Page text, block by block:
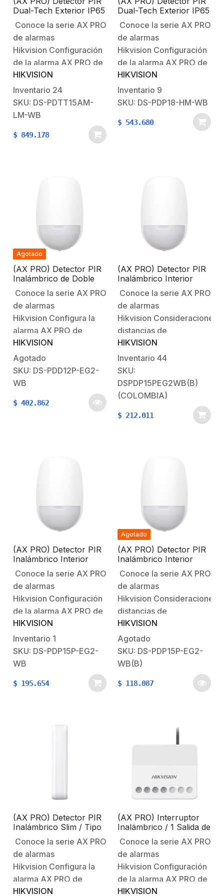
Dual-Tech Exterior IP65
/ COMPATIBLE CON
CÁMARA DS-
PDCM15PF-IR / Rango
de Detección 15 mts /
Ángulo de Cobertura de
90° Ajustable en 180° /
Movilidad de Lente en
Eje de 180° / Inmunidad
a Mascotas 40
Conoce la serie AX PRO
de alarmas
Hikvision Configuración
de la alarma AX PRO de
HikvisionBienvenido al
futuro con AX PRO
HikvisionSistema
Robusto contra
Intrusiones AX PRO PIR
para Exterior AX
detección: 15
m.Angulo…
HIKVISION
Inventario 24
SKU: DS-PDTT15AM-
LM-WB
$ 849.178
Dual-Tech Exterior IP65
/ Rango de Detección 18
mts de Profundidad /
Ángulo de Cobertura de
90° / Inmunidad a
Mascotas 24 Kg / No
Compatible con el Panel
DS-PHA64-LP
Conoce la serie AX PRO
de alarmas
Hikvision Configuración
de la alarma AX PRO de
HikvisionBienvenido al
futuro con AX PRO
HikvisionSistema
Intrusiones AX
118Velocidad
Detectable: 0.3～
2m/sSensibilidad: Auto;
Mascotas…
HIKVISION
Inventario 9
SKU: DS-PDP18-HM-WB
$ 543.680
Agotado
(AX PRO) Detector PIR
Inalámbrico de Doble
Tecnología / Inmunidad
a Mascotas / Rango de
Detección de 12 mts /
Angulo de 85.9° de
Cobertura
Conoce la serie AX PRO
de alarmas
Hikvision Configura la
alarma AX PRO de
HikvisionBienvenido al
futuro con AX PRO
Hikvision Características
principales:Alarma de
detección: 12 m.Angulo
HIKVISION
Agotado
SKU: DS-PDD12P-EG2-
WB
$ 402.862
(AX PRO) Detector PIR
Inalámbrico Interior
serie AX PRO /
Inmunidad a Mascotas /
Rango de Detección de
15 mts / Angulo de 85.9°
de Cobertura
Conoce la serie AX PRO
de alarmas
Hikvision
distancias de
comunicación entre los
sensores y el panel
pueden variar en cada
instalación por
cuestiones como: ruido
ambiental, materiales y
grosor de los muros,
HIKVISION
Inventario 44
SKU:
DSPDP15PEG2WB(B)
(COLOMBIA)
$ 212.011
(AX PRO) Detector PIR
Inalámbrico Interior
serie AX PRO /
Inmunidad a Mascotas /
Rango de Detección de
15 mts / Angulo de 85.9°
de Cobertura
Conoce la serie AX PRO
de alarmas
Hikvision Configuración
de la alarma AX PRO de
HikvisionBienvenido al
futuro con AX PRO
HikvisionSistema
Robusto contra
PRO Características
detección: 15 m.Ángulo
Eléctricas:Voltaje de…
HIKVISION
Inventario 1
SKU: DS-PDP15P-EG2-
WB
$ 195.654
Agotado
(AX PRO) Detector PIR
Inalámbrico Interior
serie AX PRO /
Inmunidad a Mascotas /
Rango de Detección de
15 mts / Angulo de 85.9°
de Cobertura
Conoce la serie AX PRO
de alarmas
Hikvision
distancias de
comunicación entre los
sensores y el panel
pueden variar en cada
instalación por
cuestiones como: ruido
ambiental, materiales y
alarma AX PRO de
HikvisionBienvenido al
HIKVISION
Agotado
SKU: DS-PDP15P-EG2-
WB(B)
$ 118.087
(AX PRO) Detector PIR
Inalámbrico Slim / Tipo
Cortina / Exterior IP65 /
Rango de Detección de
10 mts / Ángulo de 5°
Cobertura
Conoce la serie AX PRO
de alarmas
Hikvision Configura la
alarma AX PRO de
HikvisionBienvenido al
HIKVISION
(AX PRO) Interruptor
Inalámbrico / 1 Salida de
Relevador de 100 a 240
VCA (Max. 13A)
Conoce la serie AX PRO
de alarmas
Hikvision Configuración
de la alarma AX PRO de
HikvisionBienvenido al
HIKVISION